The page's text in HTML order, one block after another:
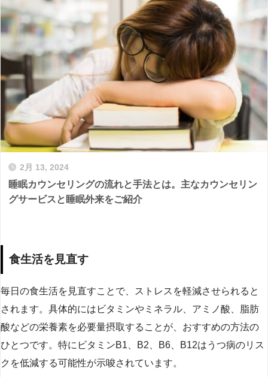
2月 13, 2024
睡眠カウンセリングの流れと手法とは。主なカウンセリン
グサービスと睡眠外来をご紹介
食生活を見直す
毎日の食生活を見直すことで、ストレスを軽減させられると
されます。具体的にはビタミンやミネラル、アミノ酸、脂肪
酸などの栄養素を必要量摂取することが、おすすめの方法の
ひとつです。特にビタミンB1、B2、B6、B12はうつ病のリス
クを低減する可能性が示唆されています。